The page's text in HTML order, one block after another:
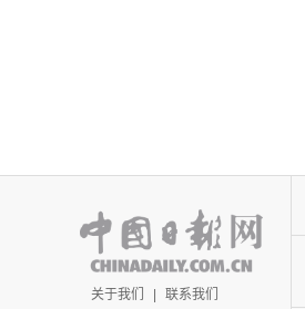
关于我们 | 联系我们